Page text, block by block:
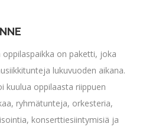
oppilaspaikka on paketti, joka
lukuvuoden aikana.
kuulua oppilaasta riippuen
ryhmätunteja, orkesteria,
konserttiesiintymisiä ja